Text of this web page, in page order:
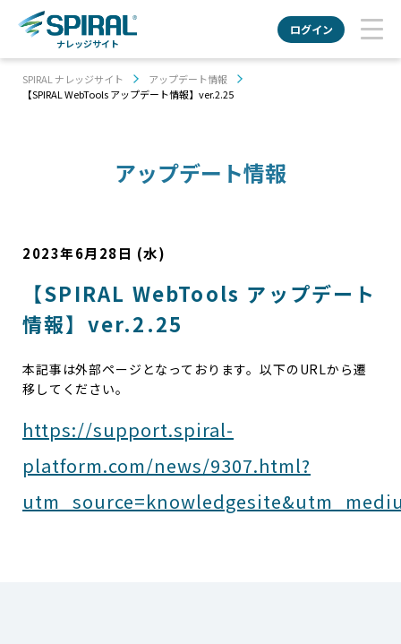
ナレッジサイト
ログイン
SPIRAL ナレッジサイト
アップデート情報
【SPIRAL WebTools アップデート情報】ver.2.25
アップデート情報
2023年6月28日 (水)
【SPIRAL WebTools アップデート
情報】ver.2.25
本記事は外部ページとなっております。以下のURLから遷
移してください。
https://support.spiral-
platform.com/news/9307.html?